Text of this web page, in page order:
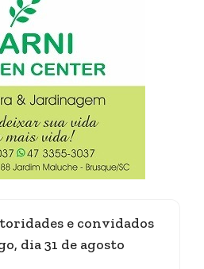
e convidados
dia 31 de agosto